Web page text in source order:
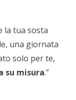
la tua sosta
una giornata
solo per te,
su misura.”